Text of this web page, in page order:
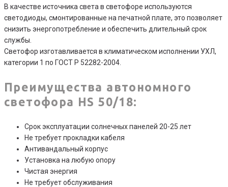
В качестве источника света в светофоре используются
светодиоды, смонтированные на печатной плате, это позволяет
снизить энергопотребление и обеспечить длительный срок
службы.
Светофор изготавливается в климатическом исполнении УХЛ,
категории 1 по ГОСТ Р 52282-2004.
Преимущества автономного
светофора HS 50/18:
Срок эксплуатации солнечных панелей 20-25 лет
Не требует прокладки кабеля
Антивандальный корпус
Установка на любую опору
Чистая энергия
Не требует обслуживания